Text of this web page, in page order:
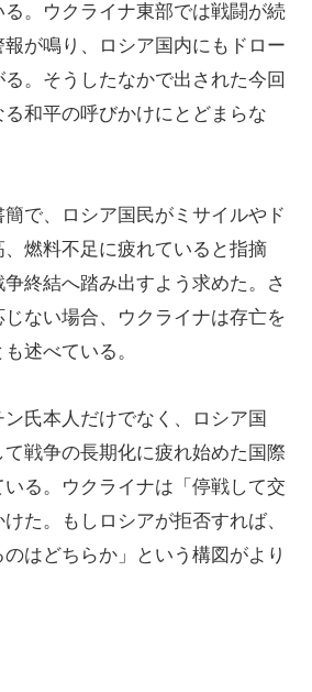
る。ウクライナ東部では戦闘が続
が鳴り、ロシア国内にもドロー
。そうしたなかで出された今回
和平の呼びかけにとどまらな
で、ロシア国民がミサイルやド
、燃料不足に疲れていると指摘
終結へ踏み出すよう求めた。さ
ない場合、ウクライナは存亡を
述べている。
氏本人だけでなく、ロシア国
戦争の長期化に疲れ始めた国際
る。ウクライナは「停戦して交
た。もしロシアが拒否すれば、
のはどちらか」という構図がより